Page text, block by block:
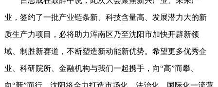
业，签约了一批产业链条新、科技含量高、发展潜力大的新
质生产力项目，必将助力浑南区乃至沈阳市加快开辟新领
域、制胜新赛道，不断塑造新动能新优势。希望更多优秀企
业、科研院所、金融机构与我们一起携手，向“高”而攀、
向“新”而行。沈阳将全力打造市场化、法治化、国际化一流营